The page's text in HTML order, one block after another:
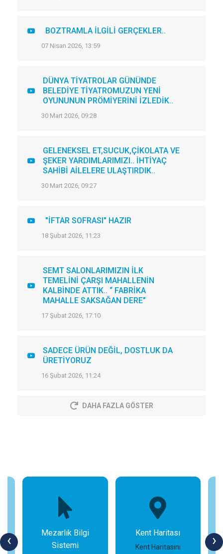
BOZTRAMLA İLGİLİ GERÇEKLER..
07 Nisan 2026, 13:59
DÜNYA TİYATROLAR GÜNÜNDE
BELEDİYE TİYATROMUZUN YENİ
OYUNUNUN PRÖMİYERİNİ İZLEDİK..
30 Mart 2026, 09:28
GELENEKSEL ET,SUCUK,ÇİKOLATA VE
ŞEKER YARDIMLARIMIZI.. İHTİYAÇ
SAHİBİ AİLELERE ULAŞTIRDIK..
30 Mart 2026, 09:27
"İFTAR SOFRASI" HAZIR
18 Şubat 2026, 11:23
SEMT SALONLARIMIZIN İLK
TEMELİNİ ÇARŞI MAHALLENİN
KALBİNDE ATTIK.. “ FABRİKA
MAHALLE SAKSAĞAN DERE”
17 Şubat 2026, 17:10
SADECE ÜRÜN DEĞİL, DOSTLUK DA
ÜRETİYORUZ
16 Şubat 2026, 11:24
DAHA FAZLA GÖSTER
‹ ›
Mezarlık Bilgi
Sistemi
Kent Haritası
Kent Haritasını